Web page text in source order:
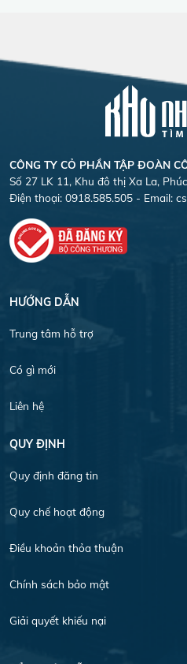
CÔNG TY CỎ PHẦN TẬP ĐOÀN
Số 27 LK 11, Khu đô thị Xa La,
Điện thoại: 0918.585.505 - Email:
HƯỚNG DẪN
Trung tâm hỗ trợ
Có gì mới
Liên hệ
QUY ĐỊNH
Quy định đăng tin
Quy chế hoạt động
Điều khoản thỏa thuận
Chính sách bảo mật
Giải quyết khiếu nại